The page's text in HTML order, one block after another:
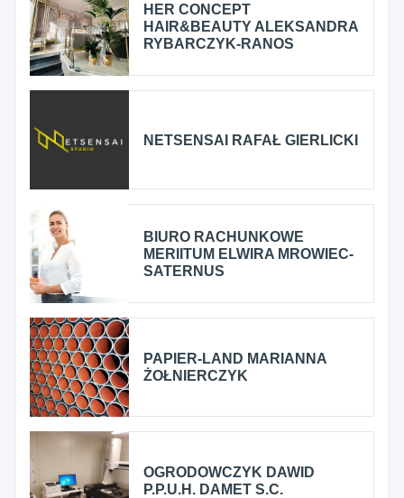
HER CONCEPT
HAIR&BEAUTY ALEKSANDRA
RYBARCZYK-RANOS
NETSENSAI RAFAŁ GIERLICKI
BIURO RACHUNKOWE
MERIITUM ELWIRA MROWIEC-
SATERNUS
PAPIER-LAND MARIANNA
ŻOŁNIERCZYK
OGRODOWCZYK DAWID
P.P.U.H. DAMET S.C.